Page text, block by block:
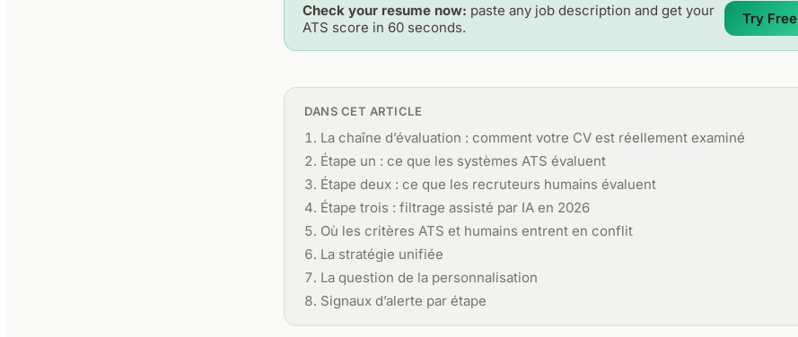
Check your resume now: paste any job description and get your
ATS score in 60 seconds.
Try Free
DANS CET ARTICLE
La chaîne d’évaluation : comment votre CV est réellement examiné
Étape un : ce que les systèmes ATS évaluent
Étape deux : ce que les recruteurs humains évaluent
Étape trois : filtrage assisté par IA en 2026
Où les critères ATS et humains entrent en conflit
La stratégie unifiée
La question de la personnalisation
Signaux d’alerte par étape